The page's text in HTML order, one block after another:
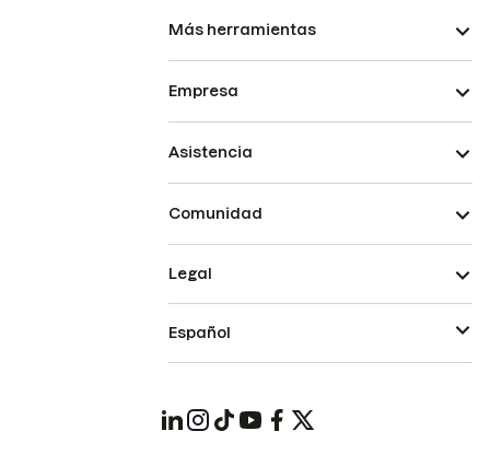
Más herramientas
Empresa
Asistencia
Comunidad
Legal
Español